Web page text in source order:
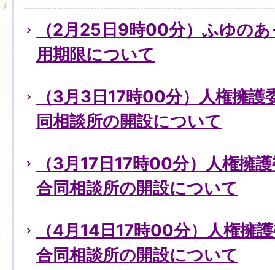
（2月25日9時00分）ふゆの
用期限について
（3月3日17時00分）人権擁護
同相談所の開設について
（3月17日17時00分）人権擁
合同相談所の開設について
（4月14日17時00分）人権擁
合同相談所の開設について